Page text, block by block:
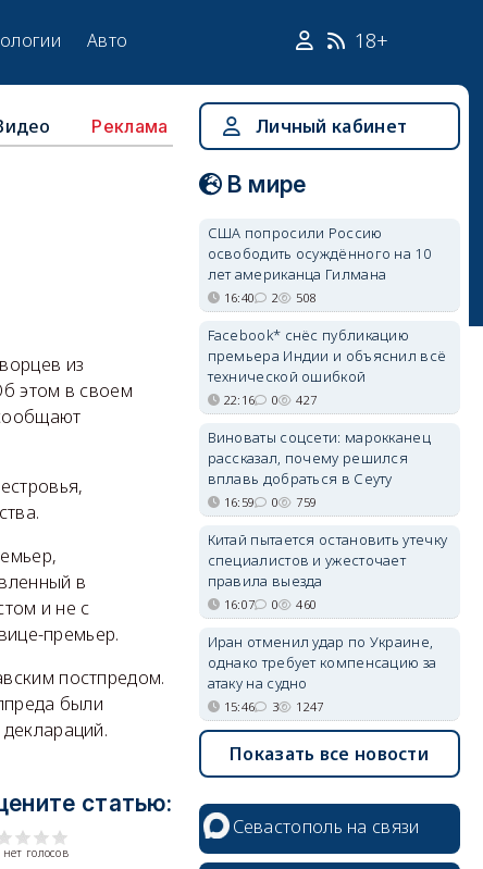
Авто 18+
Реклама
из
этом в своем
в
и не с
премьер.
постпредом.
были
статью:
голосов
Личный кабинет
В мире
США попросили Россию
освободить осуждённого на 10
лет американца Гилмана
16:40 2 508
Facebook* снёс публикацию
премьера Индии и объяснил всё
технической ошибкой
22:16 0 427
Виноваты соцсети: марокканец
рассказал, почему решился
вплавь добраться в Сеуту
16:59 0 759
Китай пытается остановить утечку
специалистов и ужесточает
правила выезда
16:07 0 460
Иран отменил удар по Украине,
однако требует компенсацию за
атаку на судно
15:46 3 1247
Показать все новости
Севастополь на связи